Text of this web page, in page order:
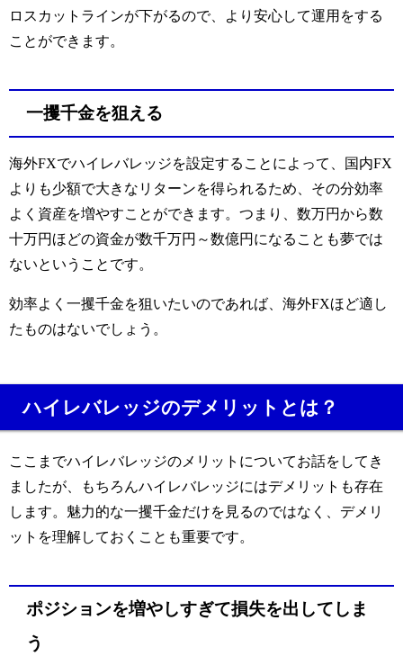
ロスカットラインが下がるので、より安心して運用をする
ことができます。
一攫千金を狙える
海外FXでハイレバレッジを設定することによって、国内FX
よりも少額で大きなリターンを得られるため、その分効率
よく資産を増やすことができます。つまり、数万円から数
十万円ほどの資金が数千万円～数億円になることも夢では
ないということです。
効率よく一攫千金を狙いたいのであれば、海外FXほど適し
たものはないでしょう。
ハイレバレッジのデメリットとは？
ここまでハイレバレッジのメリットについてお話をしてき
ましたが、もちろんハイレバレッジにはデメリットも存在
します。魅力的な一攫千金だけを見るのではなく、デメリ
ットを理解しておくことも重要です。
ポジションを増やしすぎて損失を出してしま
う